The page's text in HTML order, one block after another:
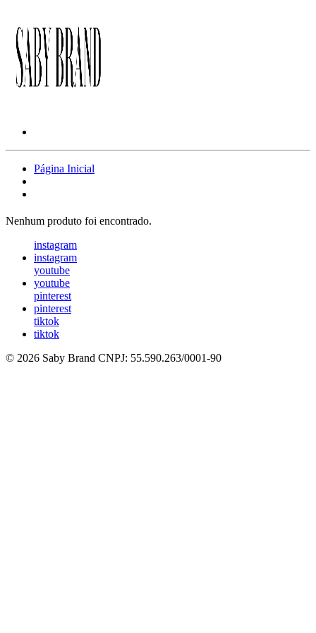
Página Inicial
Nenhum produto foi encontrado.
instagram
instagram
youtube
youtube
pinterest
pinterest
tiktok
tiktok
© 2026 Saby Brand CNPJ: 55.590.263/0001-90